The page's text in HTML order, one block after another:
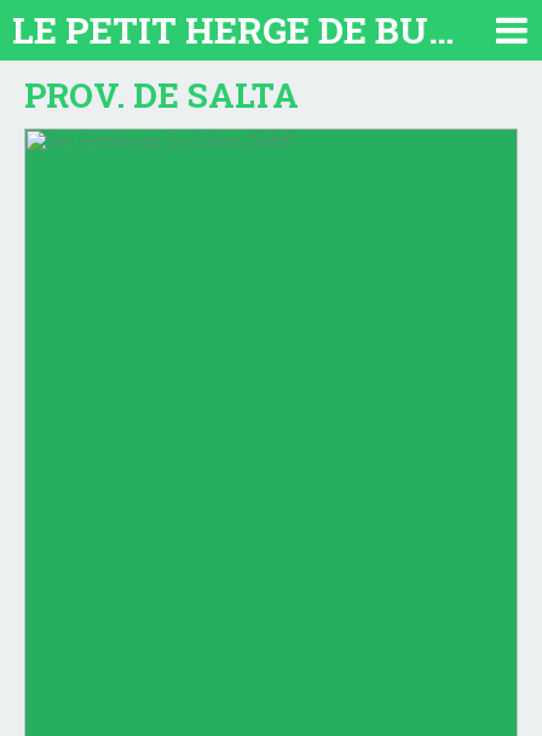
LE PETIT HERGE DE BUENOS AIRES 2026. TOUT SUR L'ARGENTINE
PROV. DE SALTA